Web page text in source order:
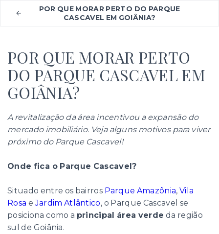
POR QUE MORAR PERTO DO PARQUE
CASCAVEL EM GOIÂNIA?
POR QUE MORAR PERTO
DO PARQUE CASCAVEL EM
GOIÂNIA?
A revitalização da área incentivou a expansão do
mercado imobiliário. Veja alguns motivos para viver
próximo do Parque Cascavel!
Onde fica o Parque Cascavel?
Situado entre os bairros Parque Amazônia,Vila
Rosa eJardim Atlântico, o Parque Cascavel se
posiciona como a principal área verde da região
sul de Goiânia.